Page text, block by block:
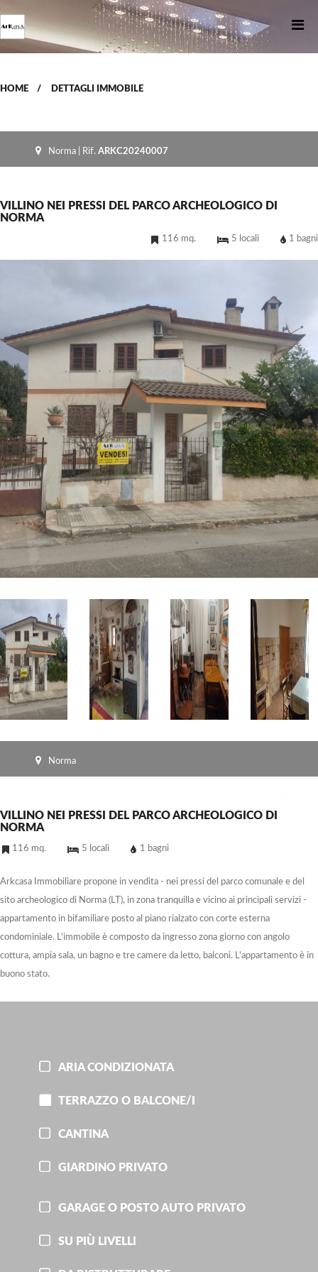
HOME / DETTAGLI IMMOBILE
Norma | Rif. ARKC20240007
VILLINO NEI PRESSI DEL PARCO ARCHEOLOGICO DI
NORMA
116 mq. 5 locali 1 bagni
Norma
VILLINO NEI PRESSI DEL PARCO ARCHEOLOGICO DI
NORMA
116 mq. 5 locali 1 bagni
Arkcasa Immobiliare propone in vendita - nei pressi del parco comunale e del
sito archeologico di Norma (LT), in zona tranquilla e vicino ai principali servizi -
appartamento in bifamiliare posto al piano rialzato con corte esterna
condominiale. L'immobile è composto da ingresso zona giorno con angolo
cottura, ampia sala, un bagno e tre camere da letto, balconi. L'appartamento è in
buono stato.
ARIA CONDIZIONATA
TERRAZZO O BALCONE/I
CANTINA
GIARDINO PRIVATO
GARAGE O POSTO AUTO PRIVATO
SU PIÙ LIVELLI